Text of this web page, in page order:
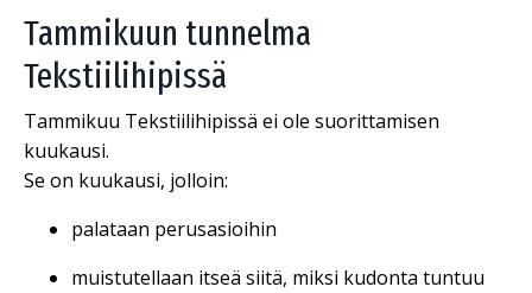
Tammikuun tunnelma
Tekstiilihipissä
Tammikuu Tekstiilihipissä ei ole suorittamisen
kuukausi.
Se on kuukausi, jolloin:
palataan perusasioihin
muistutellaan itseä siitä, miksi kudonta tuntuu